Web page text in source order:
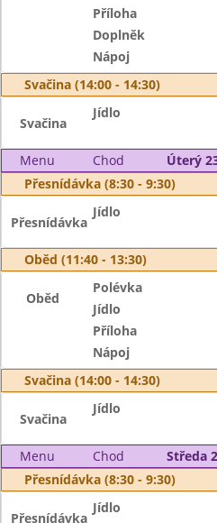
Příloha
Doplněk
Nápoj
Svačina (14:00 - 14:30)
Svačina
Jídlo
Menu Chod
Úterý
Přesnídávka (8:30 - 9:30)
Přesnídávka
Jídlo
Oběd (11:40 - 13:30)
Oběd
Polévka
Jídlo
Příloha
Nápoj
Svačina (14:00 - 14:30)
Svačina
Jídlo
Menu Chod
Středa
Přesnídávka (8:30 - 9:30)
Přesnídávka
Jídlo